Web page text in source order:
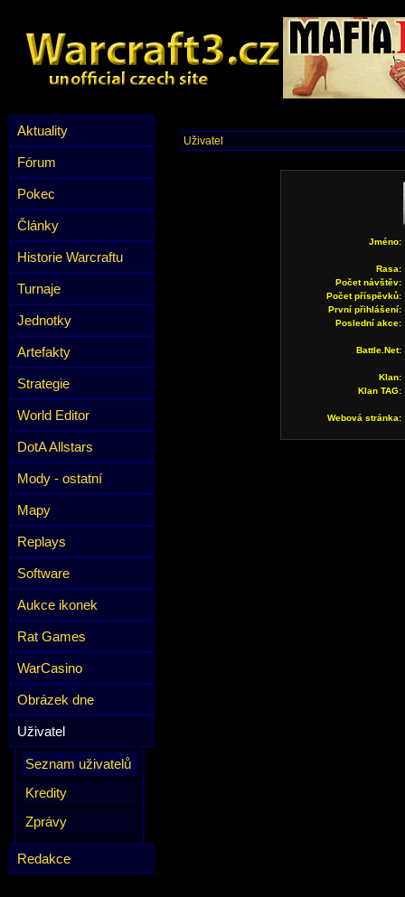
Aktuality
Fórum
Pokec
Články
Historie Warcraftu
Turnaje
Jednotky
Artefakty
Strategie
World Editor
DotA Allstars
Mody - ostatní
Mapy
Replays
Software
Aukce ikonek
Rat Games
WarCasino
Obrázek dne
Uživatel
Seznam uživatelů
Kredity
Zprávy
Redakce
Uživatel
Jméno:
Rasa:
Počet návštěv:
Počet příspěvků:
První přihlášení:
Poslední akce:
Battle.Net:
Klan:
Klan TAG:
Webová stránka: